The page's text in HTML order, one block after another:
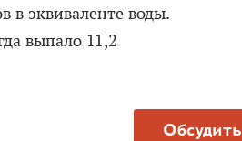
в эквиваленте воды.
выпало 11,2
Обсудить